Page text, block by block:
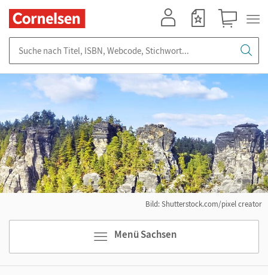
Menü Sachsen
Bild: Shutterstock.com/pixel creator